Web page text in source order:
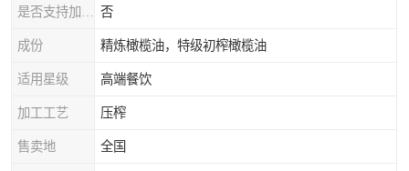
否
成份 精炼橄榄油，特级初榨橄榄油
适用星级 高端餐饮
加工工艺 压榨
售卖地 全国